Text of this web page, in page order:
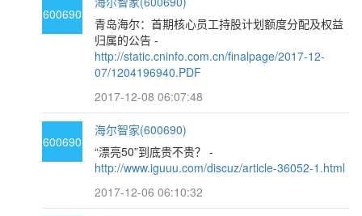
600690
青岛海尔：首期核心员工持股计划额度分配及权益
归属的公告 -
http://static.cninfo.com.cn/finalpage/2017-12-
07/1204196940.PDF
2017-12-08 06:07:48
600690
海尔智家(600690)
“漂亮50”到底贵不贵？ -
http://www.iguuu.com/discuz/article-36052-1.html
2017-12-06 06:10:32